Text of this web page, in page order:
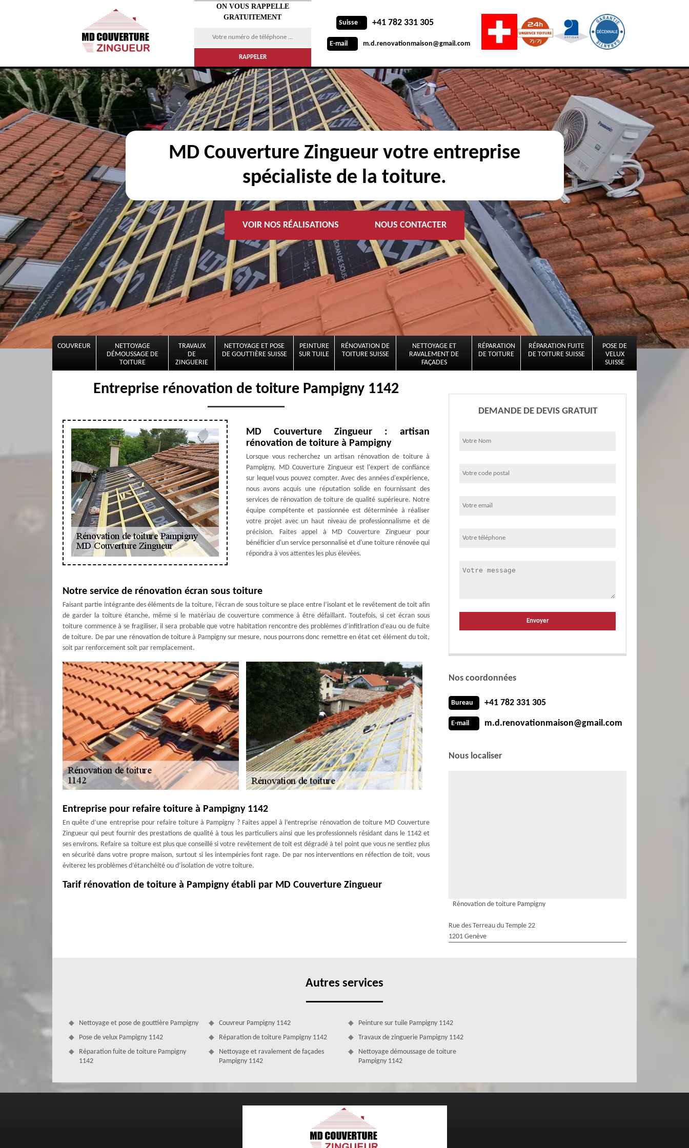
ON VOUS RAPPELLE
GRATUITEMENT
Suisse +41 782 331 305
E-mail m.d.renovationmaison@gmail.com
MD Couverture Zingueur votre entreprise
spécialiste de la toiture.
VOIR NOS RÉALISATIONS NOUS CONTACTER
COUVREUR
NETTOYAGE
DÉMOUSSAGE DE
TOITURE
TRAVAUX
DE
ZINGUERIE
NETTOYAGE ET POSE
DE GOUTTIÈRE SUISSE
PEINTURE
SUR TUILE
RÉNOVATION DE
TOITURE SUISSE
NETTOYAGE ET
RAVALEMENT DE
FAÇADES
RÉPARATION
DE TOITURE
RÉPARATION FUITE
DE TOITURE SUISSE
POSE DE
VELUX
SUISSE
Entreprise rénovation de toiture Pampigny 1142
MD Couverture Zingueur : artisan
rénovation de toiture à Pampigny
Lorsque vous recherchez un artisan rénovation de toiture à
Pampigny, MD Couverture Zingueur est l'expert de confiance
sur lequel vous pouvez compter. Avec des années d'expérience,
nous avons acquis une réputation solide en fournissant des
services de rénovation de toiture de qualité supérieure. Notre
équipe compétente et passionnée est déterminée à réaliser
votre projet avec un haut niveau de professionnalisme et de
précision. Faites appel à MD Couverture Zingueur pour
bénéficier d'un service personnalisé et d'une toiture rénovée qui
répondra à vos attentes les plus élevées.
Notre service de rénovation écran sous toiture
Faisant partie intégrante des éléments de la toiture, l’écran de sous toiture se place entre l’isolant et le revêtement de toit afin
de garder la toiture étanche, même si le matériau de couverture commence à être défaillant. Toutefois, si cet écran sous
toiture commence à se fragiliser, il sera probable que votre habitation rencontre des problèmes d’infitlration d’eau ou de fuite
de toiture. De par une rénovation de toiture à Pampigny sur mesure, nous pourrons donc remettre en état cet élément du toit,
soit par renforcement soit par remplacement.
Entreprise pour refaire toiture à Pampigny 1142
En quête d’une entreprise pour refaire toiture à Pampigny ? Faites appel à l’entreprise rénovation de toiture MD Couverture
Zingueur qui peut fournir des prestations de qualité à tous les particuliers ainsi que les professionnels résidant dans le 1142 et
ses environs. Refaire sa toiture est plus que conseillé si votre revêtement de toit est dégradé à tel point que vous ne sentiez plus
en sécurité dans votre propre maison, surtout si les intempéries font rage. De par nos interventions en réfection de toit, vous
éviterez les problèmes d’étanchéité ou d’isolation de votre toiture.
Tarif rénovation de toiture à Pampigny établi par MD Couverture Zingueur
Prix rénovation de toiture Pampigny compétitif, proposé par MD Couverture
Nous savons qu'il est important pour les propriétaires de trouver un prix rénovation de toiture Pampigny compétitif. Ainsi, notre
entreprise s'engage à vous offrir des tarifs avantageux, sans compromettre la qualité de nos services. Nous avons à cœur de
DEMANDE DE DEVIS GRATUIT
Nos coordonnées
Bureau +41 782 331 305
E-mail m.d.renovationmaison@gmail.com
Nous localiser
Rénovation de toiture Pampigny
Rue des Terreau du Temple 22
1201 Genève
Autres services
Nettoyage et pose de gouttière Pampigny
Pose de velux Pampigny 1142
Réparation fuite de toiture Pampigny
1142
Couvreur Pampigny 1142
Réparation de toiture Pampigny 1142
Nettoyage et ravalement de façades
Pampigny 1142
Peinture sur tuile Pampigny 1142
Travaux de zinguerie Pampigny 1142
Nettoyage démoussage de toiture
Pampigny 1142